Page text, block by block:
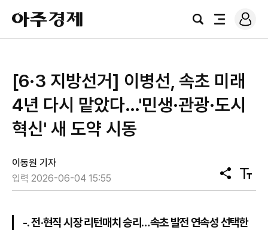
아
주
경
검
전
로
그
[6·3 지방선거] 이병선, 속초 미래
4년 다시 맡았다…'민생·관광·도시
혁신' 새 도약 시동
이동원 기자
입력 2026-06-04 15:55
공
유
텍
스
기
-. 전·현직 시장 리턴매치 승리…속초 발전 연속성 선택한